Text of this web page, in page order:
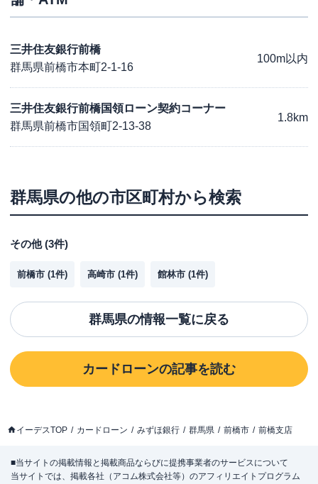
三井住友銀行前橋
群馬県前橋市本町2-1-16
100m以内
三井住友銀行前橋国領ローン契約コーナー
群馬県前橋市国領町2-13-38
1.8km
群馬県の他の市区町村から検索
その他(3件)
前橋市 (1件) 高崎市 (1件) 館林市 (1件)
群馬県の情報一覧に戻る
カードローンの記事を読む
イーデスTOP カードローン みずほ銀行 群馬県 前橋市 前橋支店
■当サイトの掲載情報と掲載商品ならびに提携事業者のサービスについて
当サイトでは、掲載各社（アコム株式会社等）のアフィリエイトプログラム